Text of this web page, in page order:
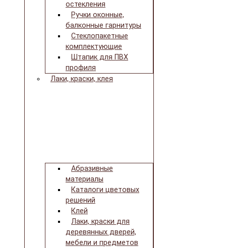
остекления
Ручки оконные,
балконные гарнитуры
Стеклопакетные
комплектующие
Штапик для ПВХ
профиля
Лаки, краски, клея
Абразивные
материалы
Каталоги цветовых
решений
Клей
Лаки, краски для
деревянных дверей,
мебели и предметов